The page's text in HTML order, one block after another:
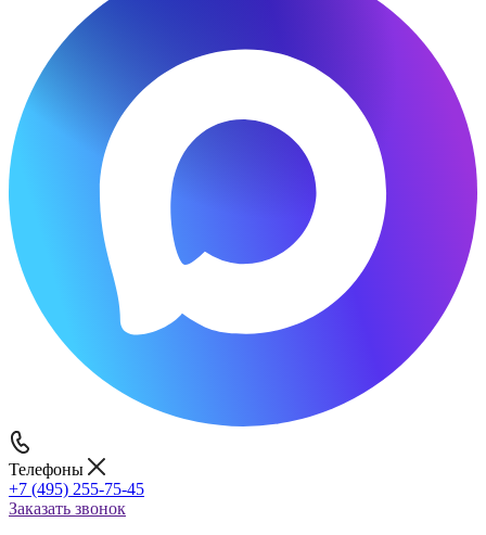
Телефоны
+7 (495) 255-75-45
Заказать звонок